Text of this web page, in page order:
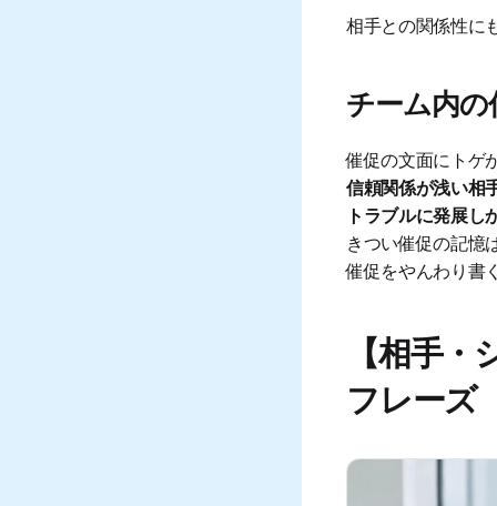
相手との関係性に
チーム内
催促の文面にトゲ
信頼関係が浅い相
トラブルに発展し
きつい催促の記憶
催促をやんわり書
【相手
フレーズ